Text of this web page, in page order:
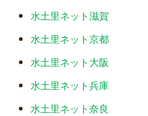
水土里ネット滋賀
水土里ネット京都
水土里ネット大阪
水土里ネット兵庫
水土里ネット奈良